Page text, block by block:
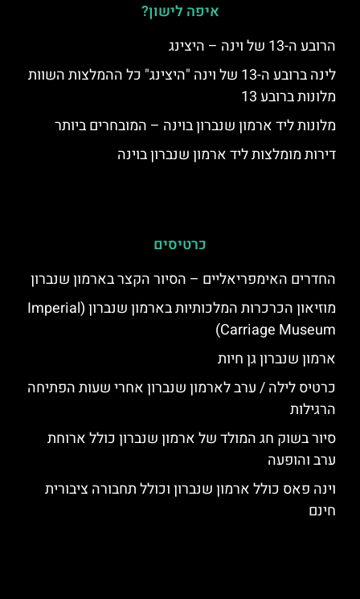
איפה לישון?
הרובע ה-13 של וינה – היצינג
לינה ברובע ה-13 של וינה "היצינג" כל ההמלצות השוות
מלונות ברובע 13
מלונות ליד ארמון שנברון בוינה – המובחרים ביותר
דירות מומלצות ליד ארמון שנברון בוינה
כרטיסים
החדרים האימפריאליים – הסיור הקצר בארמון שנברון
מוזיאון הכרכרות המלכותיות בארמון שנברון (Imperial
Carriage Museum)
ארמון שנברון גן חיות
כרטיס לילה / ערב לארמון שנברון אחרי שעות הפתיחה
הרגילות
סיור בשוק חג המולד של ארמון שנברון כולל ארוחת
ערב והופעה
וינה פאס כולל ארמון שנברון וכולל תחבורה ציבורית
חינם